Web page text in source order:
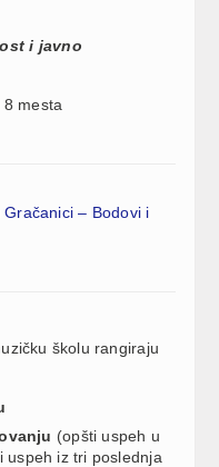
i javno
mesta
– Bodovi i
školu rangiraju
(opšti uspeh u
uspeh iz tri poslednja